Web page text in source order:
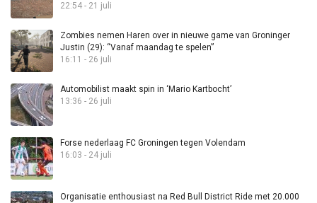
22:54 - 21 juli
Zombies nemen Haren over in nieuwe game van Groninger
Justin (29): “Vanaf maandag te spelen”
16:11 - 26 juli
Automobilist maakt spin in ‘Mario Kartbocht’
13:36 - 26 juli
Forse nederlaag FC Groningen tegen Volendam
16:03 - 24 juli
Organisatie enthousiast na Red Bull District Ride met 20.000